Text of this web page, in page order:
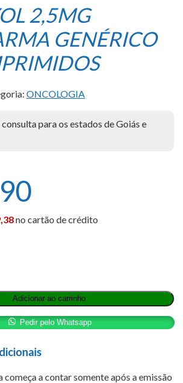
2,5MG
GENÉRICO
ONCOLOGIA
para os estados de Goiás e
no cartão de crédito
Adicionar ao carrinho
Pedir pelo Whatsapp
a contar somente após a emissão